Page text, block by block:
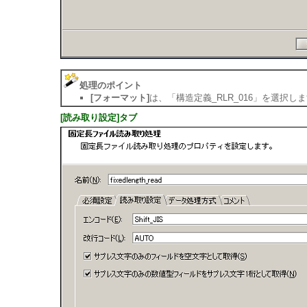
処理のポイント
[フォーマット] は、「構造定義_RLR_016」を選択し
[読み取り設定]タブ